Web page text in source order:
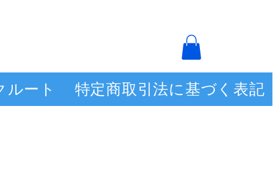
ルート 特定商取引法に基づく表記